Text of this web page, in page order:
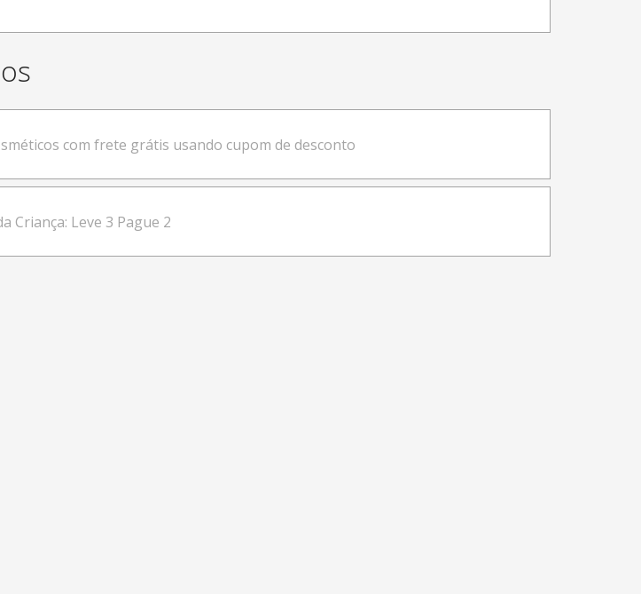
com frete grátis usando cupom de desconto
Criança: Leve 3 Pague 2